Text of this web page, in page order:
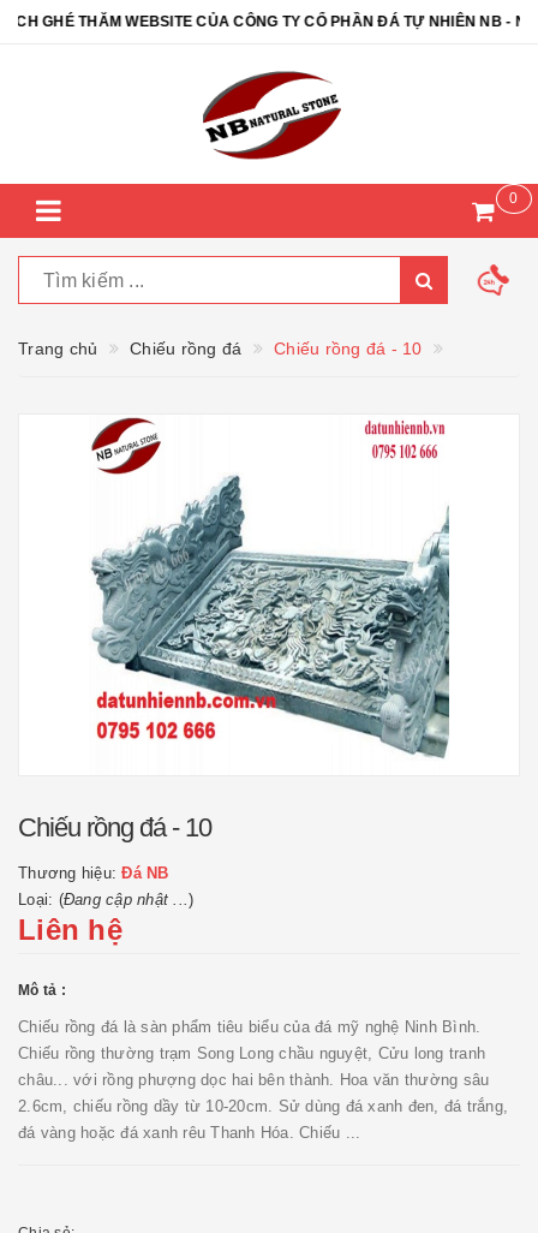
GHÉ THĂM WEBSITE CỦA CÔNG TY CỔ PHẦN ĐÁ TỰ NHIÊN NB - NB
0
Trang chủ Chiếu rồng đá Chiếu rồng đá - 10
Chiếu rồng đá - 10
Thương hiệu:Đá NB
Loại: (Đang cập nhật ...)
Liên hệ
Mô tả :
Chiếu rồng đá là sàn phẩm tiêu biểu của đá mỹ nghệ Ninh Bình.
Chiếu rồng thường trạm Song Long chầu nguyệt, Cửu long tranh
châu... với rồng phượng dọc hai bên thành. Hoa văn thường sâu
2.6cm, chiếu rồng dầy từ 10-20cm. Sử dùng đá xanh đen, đá trắng,
đá vàng hoặc đá xanh rêu Thanh Hóa. Chiếu ...